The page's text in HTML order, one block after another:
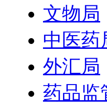
文物局
中医药
外汇局
药品监